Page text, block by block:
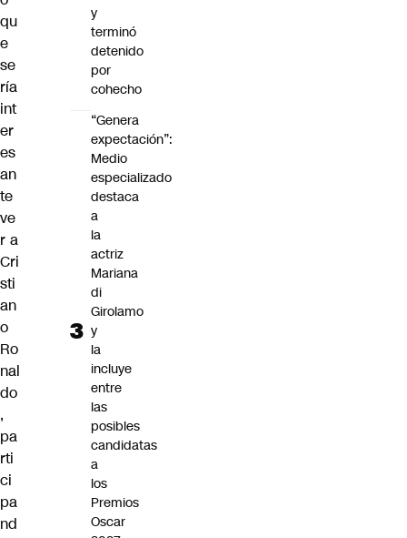
qu
e
se
ría
int
er
es
an
te
ve
r a
Cri
sti
an
o
Ro
nal
do
,
pa
rti
ci
pa
nd
y
terminó
detenido
por
cohecho
“Genera
expectación”:
Medio
especializado
destaca
a
la
actriz
Mariana
di
Girolamo
y
la
incluye
entre
las
posibles
candidatas
a
los
Premios
Oscar